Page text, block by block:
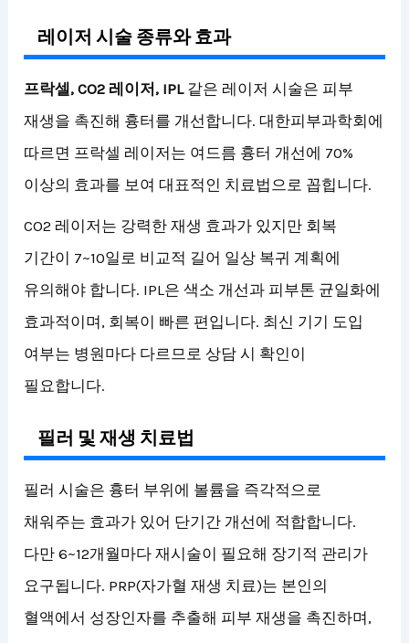
레이저 시술 종류와 효과
프락셀, CO2 레이저, IPL같은 레이저 시술은 피부
재생을 촉진해 흉터를 개선합니다. 대한피부과학회에
따르면 프락셀 레이저는 여드름 흉터 개선에 70%
이상의 효과를 보여 대표적인 치료법으로 꼽힙니다.
CO2 레이저는 강력한 재생 효과가 있지만 회복
기간이 7~10일로 비교적 길어 일상 복귀 계획에
유의해야 합니다. IPL은 색소 개선과 피부톤 균일화에
효과적이며, 회복이 빠른 편입니다. 최신 기기 도입
여부는 병원마다 다르므로 상담 시 확인이
필요합니다.
필러 및 재생 치료법
필러 시술은 흉터 부위에 볼륨을 즉각적으로
채워주는 효과가 있어 단기간 개선에 적합합니다.
다만 6~12개월마다 재시술이 필요해 장기적 관리가
요구됩니다. PRP(자가혈 재생 치료)는 본인의
혈액에서 성장인자를 추출해 피부 재생을 촉진하며,